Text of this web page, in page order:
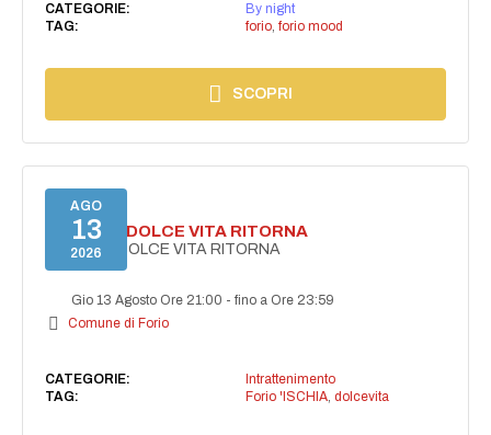
CATEGORIE:
By night
TAG:
forio, forio mood
SCOPRI
AGO
13
2026
FORIO LA DOLCE VITA RITORNA
FORIO LA DOLCE VITA RITORNA
Gio 13 Agosto Ore 21:00 -fino a Ore 23:59
Comune di Forio
CATEGORIE:
Intrattenimento
TAG:
Forio 'ISCHIA, dolcevita